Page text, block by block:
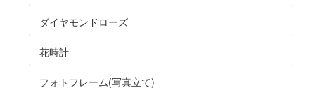
ダイヤモンドローズ
花時計
フォトフレーム(写真立て)